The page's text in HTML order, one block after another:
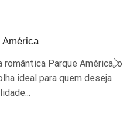
América
Parque América, o
ideal para quem deseja